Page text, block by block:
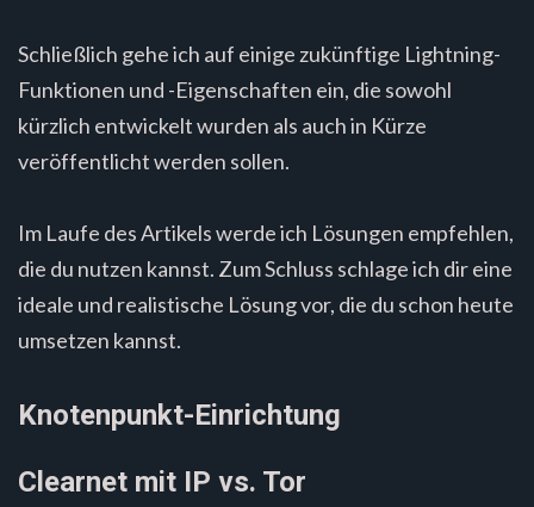
Schließlich gehe ich auf einige zukünftige Lightning-
Funktionen und -Eigenschaften ein, die sowohl
kürzlich entwickelt wurden als auch in Kürze
veröffentlicht werden sollen.
Im Laufe des Artikels werde ich Lösungen empfehlen,
die du nutzen kannst. Zum Schluss schlage ich dir eine
ideale und realistische Lösung vor, die du schon heute
umsetzen kannst.
Knotenpunkt-Einrichtung
Clearnet mit IP vs. Tor